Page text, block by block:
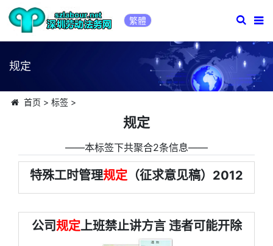
繁體
规定
首页 > 标签>
规定
――本标签下共聚合2条信息――
特殊工时管理规定（征求意见稿）2012
公司规定上班禁止讲方言 违者可能开除